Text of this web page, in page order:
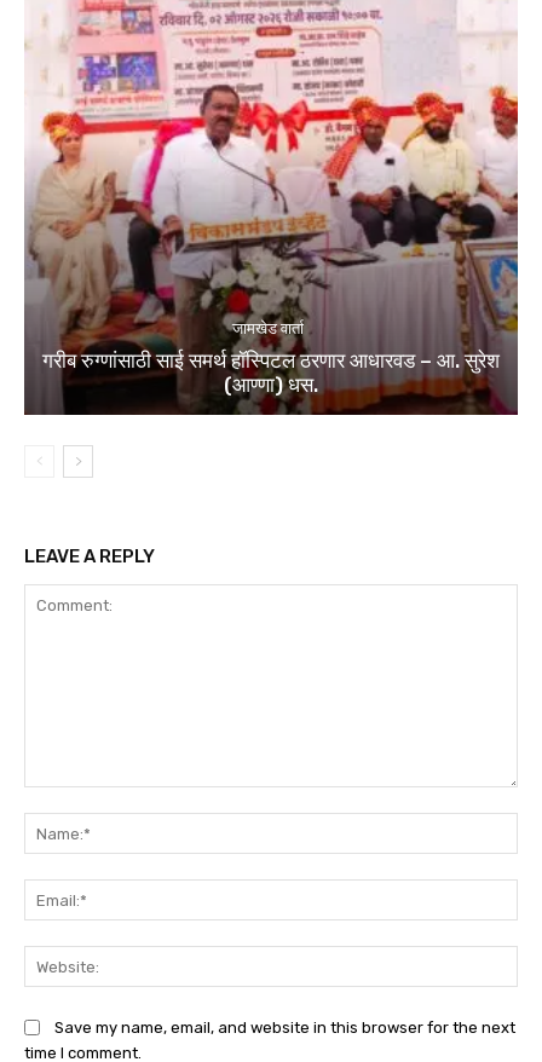
जामखेड वार्ता
गरीब रुग्णांसाठी साई समर्थ हॉस्पिटल ठरणार आधारवड – आ. सुरेश
(आण्णा) धस.
LEAVE A REPLY
Save my name, email, and website in this browser for the next
time I comment.